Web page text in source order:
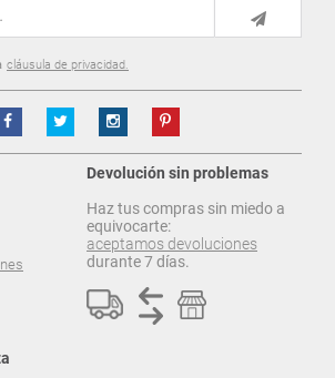
cláusula de privacidad.
Devolución sin problemas
Haz tus compras sin miedo a
equivocarte:
aceptamos devoluciones
durante 7 días.